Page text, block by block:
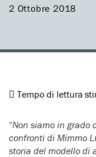
2 Ottobre 2018
Tempo di lettura
“Non siamo in grado
confronti di Mimmo
storia del modello di